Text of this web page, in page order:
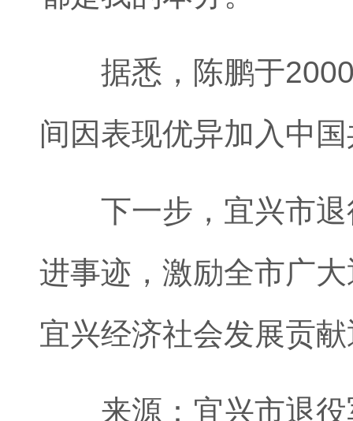
据悉，陈鹏于2000
间因表现优异加入中
下一步，宜兴市退
进事迹，激励全市广
宜兴经济社会发展贡
来源：宜兴市退役